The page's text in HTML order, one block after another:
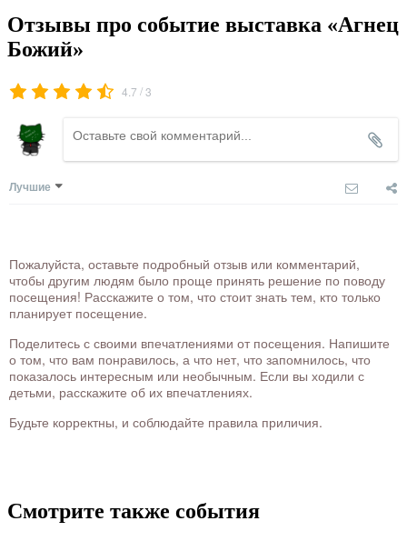
Отзывы про событие выставка «Агнец
Божий»
4.7 /3
Лучшие
Пожалуйста, оставьте подробный отзыв или комментарий,
чтобы другим людям было проще принять решение по поводу
посещения! Расскажите о том, что стоит знать тем, кто только
планирует посещение.
Поделитесь с своими впечатлениями от посещения. Напишите
о том, что вам понравилось, а что нет, что запомнилось, что
показалось интересным или необычным. Если вы ходили с
детьми, расскажите об их впечатлениях.
Будьте корректны, и соблюдайте правила приличия.
Смотрите также события